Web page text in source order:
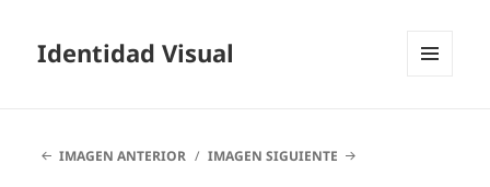
Identidad Visual
IMAGEN ANTERIOR
IMAGEN SIGUIENTE